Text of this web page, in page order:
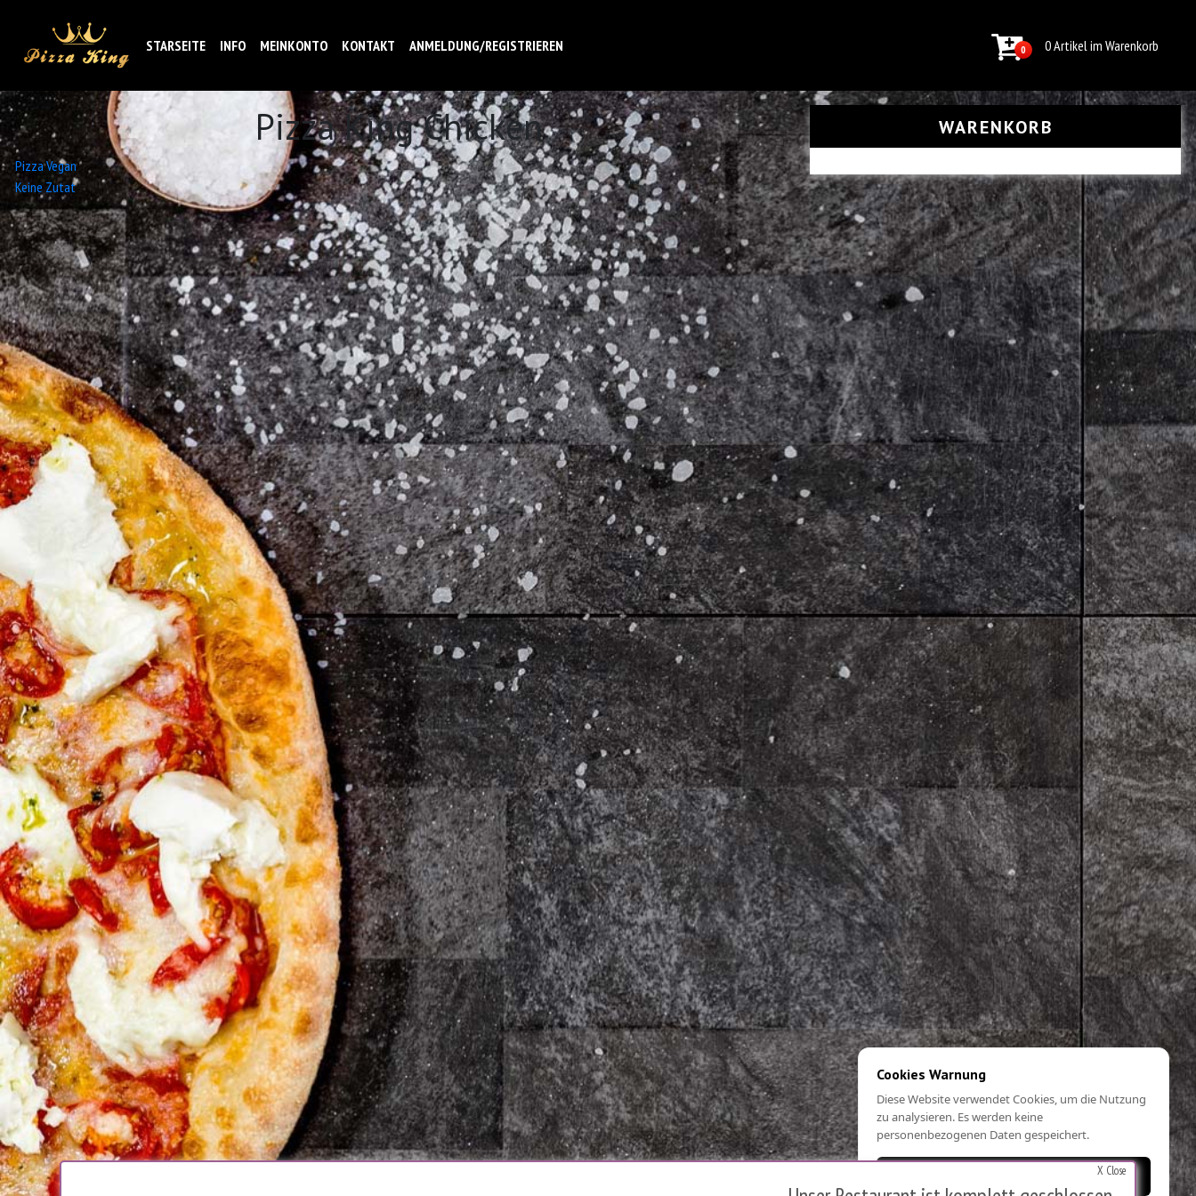
STARSEITE INFO MEINKONTO KONTAKT ANMELDUNG/REGISTRIEREN 0 0 Artikel im Warenkorb
Pizza King Chicken
Beitrags-
Navigation
Pizza Vegan
Keine Zutat
WARENKORB
Cookies Warnung
Diese Website verwendet Cookies, um die Nutzung
zu analysieren. Es werden keine
personenbezogenen Daten gespeichert.
X Close